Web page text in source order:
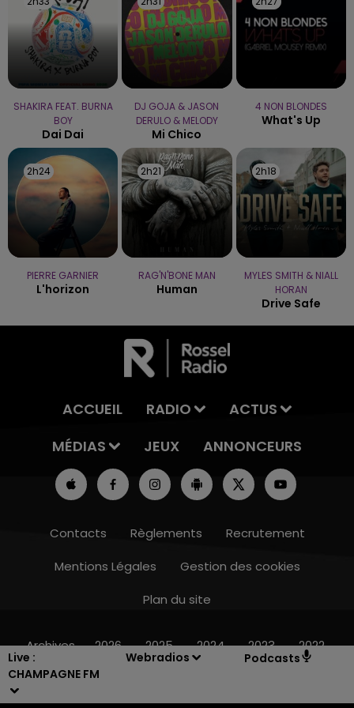
Live :
CHAMPAGNE FM
Webradios Podcasts
16h00 - 20h00
SHAKIRA FEAT. BURNA
BOY
Dai Dai
DJ GOJA & JASON
DERULO & MELODY
Mi Chico
4 NON BLONDES
What's Up
2h24
2h24
PIERRE GARNIER
L'horizon
2h21
2h21
RAG'N'BONE MAN
Human
2h18
2h18
MYLES SMITH & NIALL
HORAN
Drive Safe
ACCUEIL RADIO
ACTUS
MÉDIAS
JEUX ANNONCEURS
Contacts Règlements
Recrutement
Mentions Légales
Gestion des cookies
Plan du site
Archives 2026 2025 2024 2023 2022